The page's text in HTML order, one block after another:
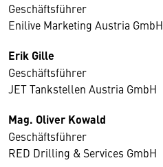
Geschäftsführer
Enilive Marketing Austria GmbH
Erik Gille
Geschäftsführer
JET Tankstellen Austria GmbH
Mag. Oliver Kowald
Geschäftsführer
RED Drilling & Services GmbH